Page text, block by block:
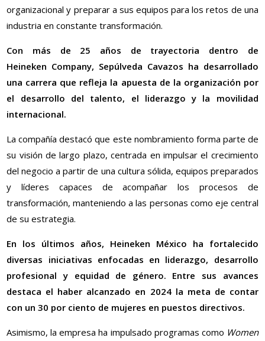
organizacional y preparar a sus equipos para los retos de una
industria en constante transformación.
Con más de 25 años de trayectoria dentro de
Heineken Company, Sepúlveda Cavazos ha desarrollado
una carrera que refleja la apuesta de la organización por
el desarrollo del talento, el liderazgo y la movilidad
internacional.
La compañía destacó que este nombramiento forma parte de
su visión de largo plazo, centrada en impulsar el crecimiento
del negocio a partir de una cultura sólida, equipos preparados
y líderes capaces de acompañar los procesos de
transformación, manteniendo a las personas como eje central
de su estrategia.
En los últimos años, Heineken México ha fortalecido
diversas iniciativas enfocadas en liderazgo, desarrollo
profesional y equidad de género. Entre sus avances
destaca el haber alcanzado en 2024 la meta de contar
con un 30 por ciento de mujeres en puestos directivos.
Asimismo, la empresa ha impulsado programas como Women